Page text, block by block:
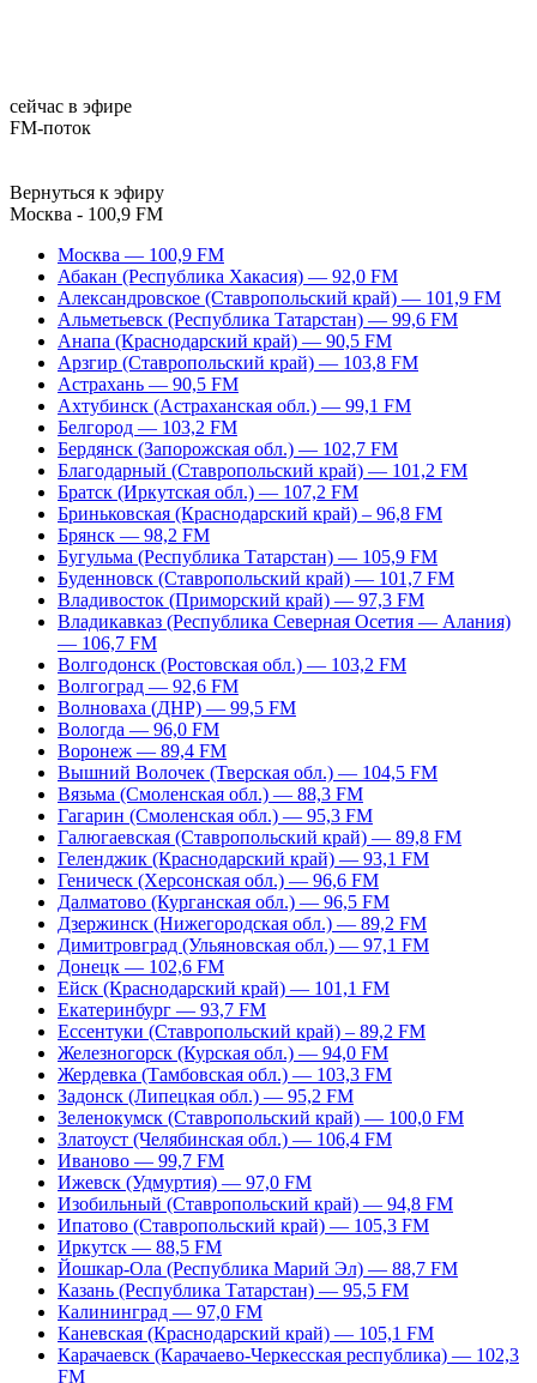
сейчас в эфире
FM-поток
Вернуться к эфиру
Москва - 100,9 FM
Москва — 100,9 FM
Абакан (Республика Хакасия) — 92,0 FM
Александровское (Ставропольский край) — 101,9 FM
Альметьевск (Республика Татарстан) — 99,6 FM
Анапа (Краснодарский край) — 90,5 FM
Арзгир (Ставропольский край) — 103,8 FM
Астрахань — 90,5 FM
Ахтубинск (Астраханская обл.) — 99,1 FM
Белгород — 103,2 FM
Бердянск (Запорожская обл.) — 102,7 FM
Благодарный (Ставропольский край) — 101,2 FM
Братск (Иркутская обл.) — 107,2 FM
Бриньковская (Краснодарский край) – 96,8 FM
Брянск — 98,2 FM
Бугульма (Республика Татарстан) — 105,9 FM
Буденновск (Ставропольский край) — 101,7 FM
Владивосток (Приморский край) — 97,3 FM
Владикавказ (Республика Северная Осетия — Алания)
— 106,7 FM
Волгодонск (Ростовская обл.) — 103,2 FM
Волгоград — 92,6 FM
Волноваха (ДНР) — 99,5 FM
Вологда — 96,0 FM
Воронеж — 89,4 FM
Вышний Волочек (Тверская обл.) — 104,5 FM
Вязьма (Смоленская обл.) — 88,3 FM
Гагарин (Смоленская обл.) — 95,3 FM
Галюгаевская (Ставропольский край) — 89,8 FM
Геленджик (Краснодарский край) — 93,1 FM
Геническ (Херсонская обл.) — 96,6 FM
Далматово (Курганская обл.) — 96,5 FM
Дзержинск (Нижегородская обл.) — 89,2 FM
Димитровград (Ульяновская обл.) — 97,1 FM
Донецк — 102,6 FM
Ейск (Краснодарский край) — 101,1 FM
Екатеринбург — 93,7 FM
Ессентуки (Ставропольский край) – 89,2 FM
Железногорск (Курская обл.) — 94,0 FM
Жердевка (Тамбовская обл.) — 103,3 FM
Задонск (Липецкая обл.) — 95,2 FM
Зеленокумск (Ставропольский край) — 100,0 FM
Златоуст (Челябинская обл.) — 106,4 FM
Иваново — 99,7 FM
Ижевск (Удмуртия) — 97,0 FM
Изобильный (Ставропольский край) — 94,8 FM
Ипатово (Ставропольский край) — 105,3 FM
Иркутск — 88,5 FM
Йошкар-Ола (Республика Марий Эл) — 88,7 FM
Казань (Республика Татарстан) — 95,5 FM
Калининград — 97,0 FM
Каневская (Краснодарский край) — 105,1 FM
Карачаевск (Карачаево-Черкесская республика) — 102,3
FM